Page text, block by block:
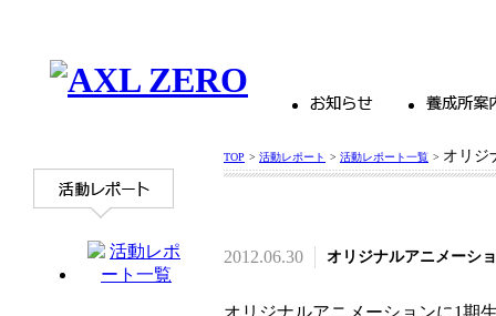
TOP > 活動レポート > 活動レポート一覧 > オリジ
2012.06.30 オリジナルアニメーシ
オリジナルアニメーションに1期